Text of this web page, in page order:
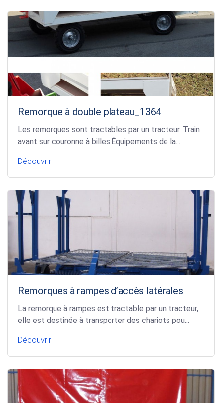
Remorque à double plateau_1364
Les remorques sont tractables par un tracteur. Train
avant sur couronne à billes.Équipements de la...
Découvrir
Remorques à rampes d’accès latérales
La remorque à rampes est tractable par un tracteur,
elle est destinée à transporter des chariots pou...
Découvrir